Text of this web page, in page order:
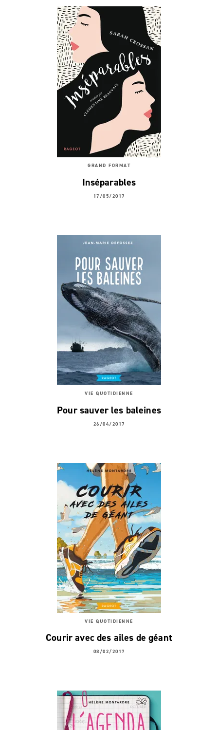
GRAND FORMAT
Inséparables
17/05/2017
VIE QUOTIDIENNE
Pour sauver les baleines
26/04/2017
VIE QUOTIDIENNE
Courir avec des ailes de géant
08/02/2017